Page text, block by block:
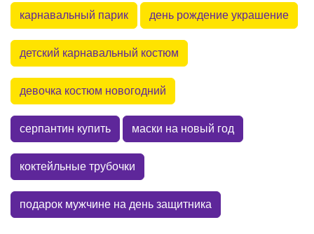
карнавальный парик день рождение украшение
детский карнавальный костюм
девочка костюм новогодний
серпантин купить маски на новый год
коктейльные трубочки
подарок мужчине на день защитника